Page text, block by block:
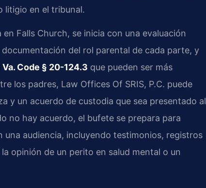
litigio en el tribunal.
Falls Church, se inicia con una evaluación
del rol parental de cada parte, y
Va. Code § 20-124.3 que pueden ser más
los padres, Law Offices Of SRIS, P.C. puede
y un acuerdo de custodia que sea presentado al
no hay acuerdo, el bufete se prepara para
una audiencia, incluyendo testimonios, registros
opinión de un perito en salud mental o un